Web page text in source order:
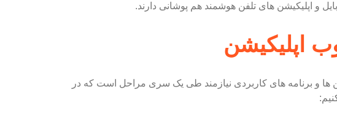
و اپلیکیشن های تلفن هوشمند هم پوشانی دارند.
اپلیکیشن
ها و برنامه های کاربردی نیازمند طی یک سری مراحل است که در